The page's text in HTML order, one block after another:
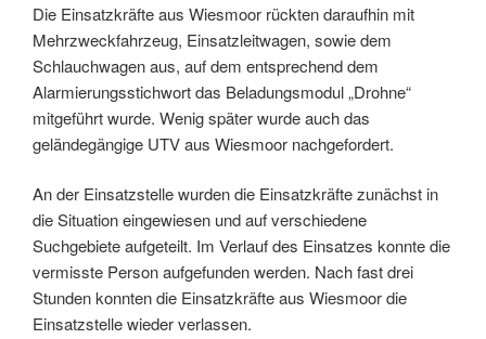
Die Einsatzkräfte aus Wiesmoor rückten daraufhin mit
Mehrzweckfahrzeug, Einsatzleitwagen, sowie dem
Schlauchwagen aus, auf dem entsprechend dem
Alarmierungsstichwort das Beladungsmodul „Drohne“
mitgeführt wurde. Wenig später wurde auch das
geländegängige UTV aus Wiesmoor nachgefordert.
An der Einsatzstelle wurden die Einsatzkräfte zunächst in
die Situation eingewiesen und auf verschiedene
Suchgebiete aufgeteilt. Im Verlauf des Einsatzes konnte die
vermisste Person aufgefunden werden. Nach fast drei
Stunden konnten die Einsatzkräfte aus Wiesmoor die
Einsatzstelle wieder verlassen.